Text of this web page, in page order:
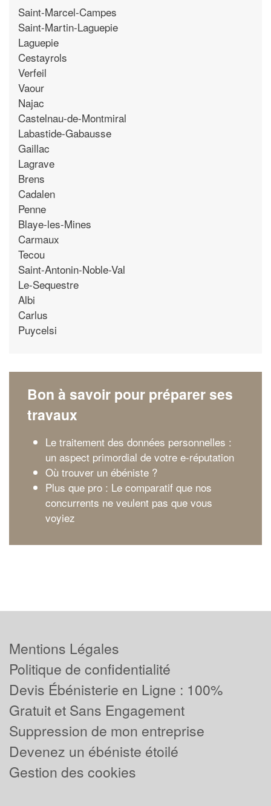
Saint-Marcel-Campes
Saint-Martin-Laguepie
Laguepie
Cestayrols
Verfeil
Vaour
Najac
Castelnau-de-Montmiral
Labastide-Gabausse
Gaillac
Lagrave
Brens
Cadalen
Penne
Blaye-les-Mines
Carmaux
Tecou
Saint-Antonin-Noble-Val
Le-Sequestre
Albi
Carlus
Puycelsi
Bon à savoir pour préparer ses
travaux
Le traitement des données personnelles :
un aspect primordial de votre e-réputation
Où trouver un ébéniste ?
Plus que pro : Le comparatif que nos
concurrents ne veulent pas que vous
voyiez
Mentions Légales
Politique de confidentialité
Devis Ébénisterie en Ligne : 100%
Gratuit et Sans Engagement
Suppression de mon entreprise
Devenez un ébéniste étoilé
Gestion des cookies